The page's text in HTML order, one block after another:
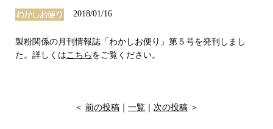
2018/01/16
製粉関係の月刊情報誌「わかしお便り」第５号を発刊しまし
た。詳しくはこちら をご覧ください。
＜ 前の投稿 一覧 次の投稿 ＞